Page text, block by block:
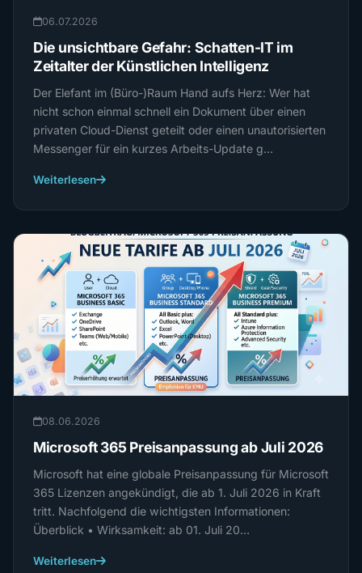
06.07.2026
Die unsichtbare Gefahr: Schatten-IT im
Zeitalter der Künstlichen Intelligenz
Der Elefant im (Büro-)Raum Hand aufs Herz: Wer hat
nicht schon einmal schnell ein Dokument über einen
privaten Cloud-Dienst geteilt oder einen unautorisierten
Messenger für ein kurzes Arbeits-Update g…
Weiterlesen
08.06.2026
Microsoft 365 Preisanpassung ab Juli 2026
Microsoft hat eine globale Preisanpassung für Microsoft
365 Lizenzen angekündigt, die ab 1. Juli 2026 in Kraft
tritt. Nachfolgend die wichtigsten Informationen:
Überblick • Wirksamkeit: ab 01. Juli 20…
Weiterlesen